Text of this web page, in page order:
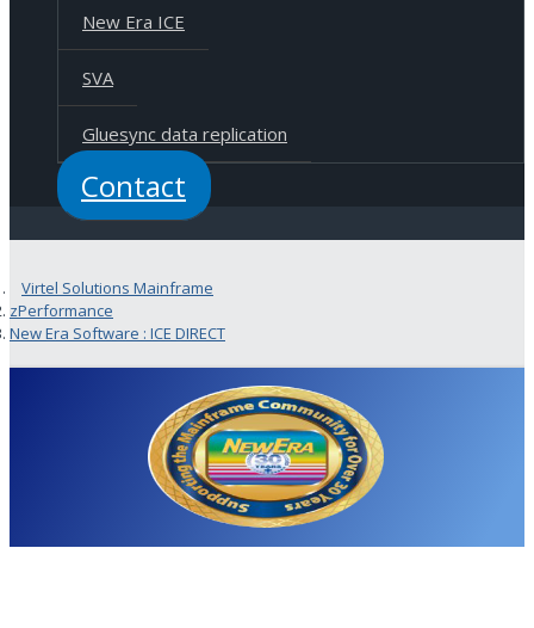
New Era ICE
SVA
Gluesync data replication
Contact
Virtel Solutions Mainframe
zPerformance
New Era Software : ICE DIRECT